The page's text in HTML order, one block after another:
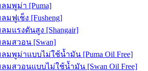
มพูม่า [Puma]
มฟูเช็ง [Fusheng]
มแรงดันสูง [Shangair]
มสวอน [Swan]
มพูม่าแบบไม่ใช้น้ำมัน [Puma Oil Free]
มสวอนแบบไม่ใช้น้ำมัน [Swan Oil Free]